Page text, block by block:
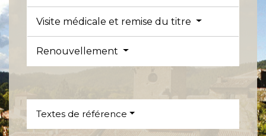
Visite médicale et remise du titre
Renouvellement
Textes de référence